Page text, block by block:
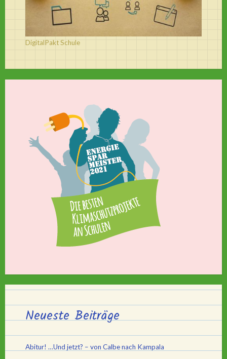
DigitalPakt Schule
Neueste Beiträge
Abitur! …Und jetzt? – von Calbe nach Kampala